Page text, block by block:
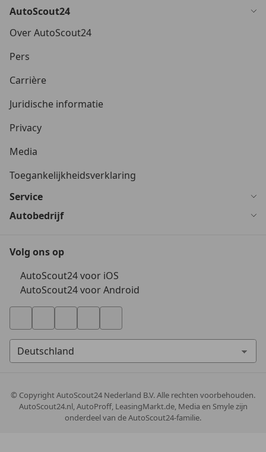
AutoScout24
Over AutoScout24
Pers
Carrière
Juridische informatie
Privacy
Media
Toegankelijkheidsverklaring
Service
Autobedrijf
Volg ons op
AutoScout24 voor iOS
AutoScout24 voor Android
© CopyrightAutoScout24 Nederland B.V. Alle rechten voorbehouden.
AutoScout24.nl, AutoProff, LeasingMarkt.de, Media en Smyle zijn
onderdeel van de AutoScout24-familie.